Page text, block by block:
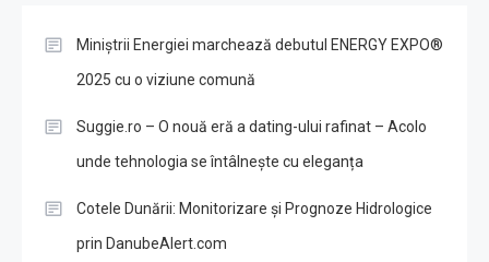
Miniștrii Energiei marchează debutul ENERGY EXPO®
2025 cu o viziune comună
Suggie.ro – O nouă eră a dating-ului rafinat – Acolo
unde tehnologia se întâlnește cu eleganța
Cotele Dunării: Monitorizare și Prognoze Hidrologice
prin DanubeAlert.com